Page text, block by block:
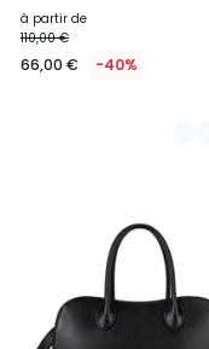
à partir de
110,00 €
66,00 € -40%